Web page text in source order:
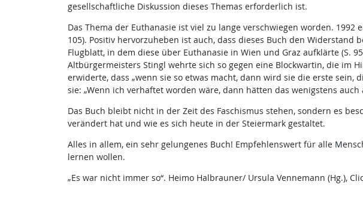
gesellschaftliche Diskussion dieses Themas erforderlich ist.
Das Thema der Euthanasie ist viel zu lange verschwiegen worden.
105). Positiv hervorzuheben ist auch, dass dieses Buch den Widerstand
Flugblatt, in dem diese über Euthanasie in Wien und Graz aufklärte (S.
Altbürgermeisters Stingl wehrte sich so gegen eine Blockwartin, die im
erwiderte, dass „wenn sie so etwas macht, dann wird sie die erste sein,
sie: „Wenn ich verhaftet worden wäre, dann hätten das wenigstens auch
Das Buch bleibt nicht in der Zeit des Faschismus stehen, sondern es
verändert hat und wie es sich heute in der Steiermark gestaltet.
Alles in allem, ein sehr gelungenes Buch! Empfehlenswert für alle
lernen wollen.
„Es war nicht immer so“. Heimo Halbrauner/ Ursula Vennemann (Hg.),